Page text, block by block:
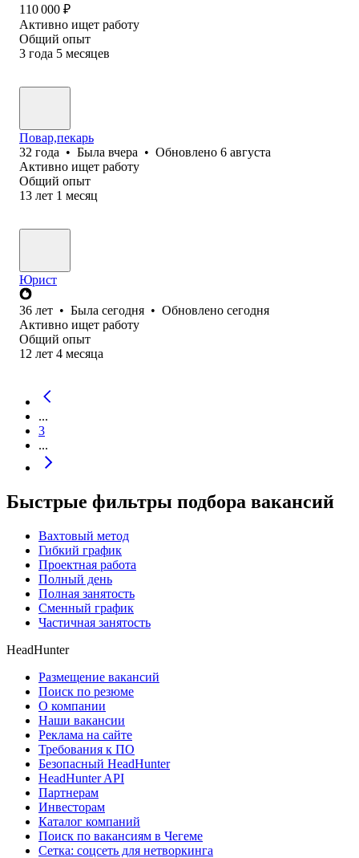
110 000 ₽
Активно ищет работу
Общий опыт
3 года 5 месяцев
Повар,пекарь
32 года • Была вчера • Обновлено 6 августа
Активно ищет работу
Общий опыт
13 лет 1 месяц
Юрист
36 лет • Была сегодня • Обновлено сегодня
Активно ищет работу
Общий опыт
12 лет 4 месяца
...
3
...
Быстрые фильтры подбора вакансий
Вахтовый метод
Гибкий график
Проектная работа
Полный день
Полная занятость
Сменный график
Частичная занятость
HeadHunter
Размещение вакансий
Поиск по резюме
О компании
Наши вакансии
Реклама на сайте
Требования к ПО
Безопасный HeadHunter
HeadHunter API
Партнерам
Инвесторам
Каталог компаний
Поиск по вакансиям в Чегеме
Сетка: соцсеть для нетворкинга